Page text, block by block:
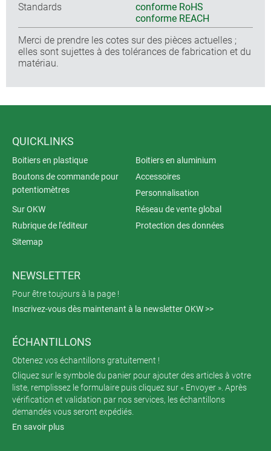
Standards
conforme RoHS
conforme REACH
Merci de prendre les cotes sur des pièces actuelles ;
elles sont sujettes à des tolérances de fabrication et du
matériau.
QUICKLINKS
Boitiers en plastique
Boitiers en aluminium
Boutons de commande pour
potentiomètres
Accessoires
Personnalisation
Sur OKW
Réseau de vente global
Rubrique de l'éditeur
Protection des données
Sitemap
NEWSLETTER
Pour être toujours à la page !
Inscrivez-vous dès maintenant à la newsletter OKW >>
ÉCHANTILLONS
Obtenez vos échantillons gratuitement !
Cliquez sur le symbole du panier pour ajouter des articles à votre
liste, remplissez le formulaire puis cliquez sur « Envoyer ». Après
vérification et validation par nos services, les échantillons
demandés vous seront expédiés.
En savoir plus